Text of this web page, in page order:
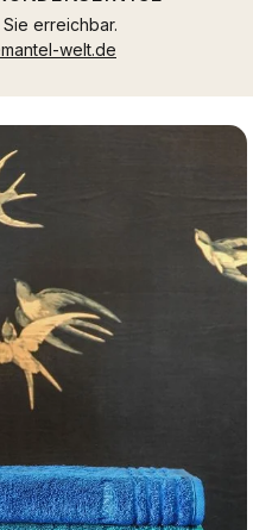
erreichbar.
welt.de